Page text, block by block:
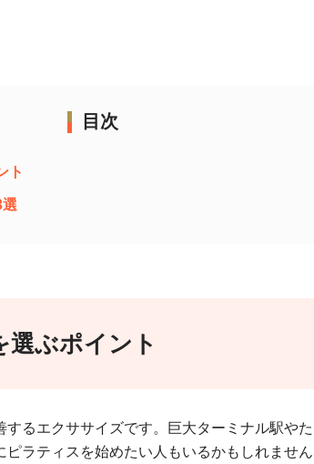
目次
ト
ぶポイント
るエクササイズです。巨大ターミナル駅や
ラティスを始めたい人もいるかもしれませ